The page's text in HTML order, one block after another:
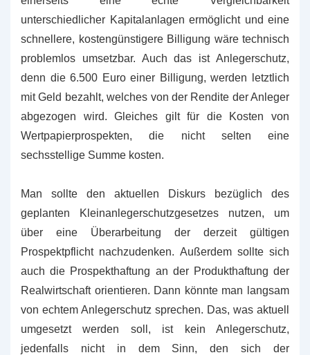
unterschiedlicher Kapitalanlagen ermöglicht und eine
schnellere, kostengünstigere Billigung wäre technisch
problemlos umsetzbar. Auch das ist Anlegerschutz,
denn die 6.500 Euro einer Billigung, werden letztlich
mit Geld bezahlt, welches von der Rendite der Anleger
abgezogen wird. Gleiches gilt für die Kosten von
Wertpapierprospekten, die nicht selten eine
sechsstellige Summe kosten.
Man sollte den aktuellen Diskurs bezüglich des
geplanten Kleinanlegerschutzgesetzes nutzen, um
über eine Überarbeitung der derzeit gültigen
Prospektpflicht nachzudenken. Außerdem sollte sich
auch die Prospekthaftung an der Produkthaftung der
Realwirtschaft orientieren. Dann könnte man langsam
von echtem Anlegerschutz sprechen. Das, was aktuell
umgesetzt werden soll, ist kein Anlegerschutz,
jedenfalls nicht in dem Sinn, den sich der